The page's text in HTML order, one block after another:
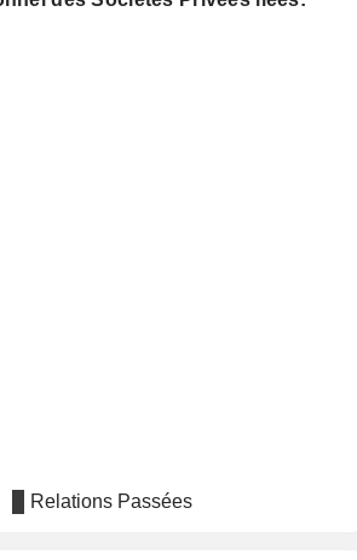
INC.
INC.
Relations Passées